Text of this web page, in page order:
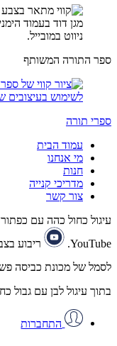
ספר התורה המשותף
ספרי תורה
עמוד הבית
מי אנחנו
חנות
מדריכי קנייה
צור קשר
עיגול כחול כהה עם
YouTube.
ריבוע
לסמל של מכונת כביסה
בתוך עיגול לבן עם גבול
התחברות